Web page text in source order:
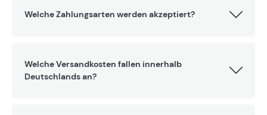
Welche Zahlungsarten werden akzeptiert?
Welche Versandkosten fallen innerhalb
Deutschlands an?